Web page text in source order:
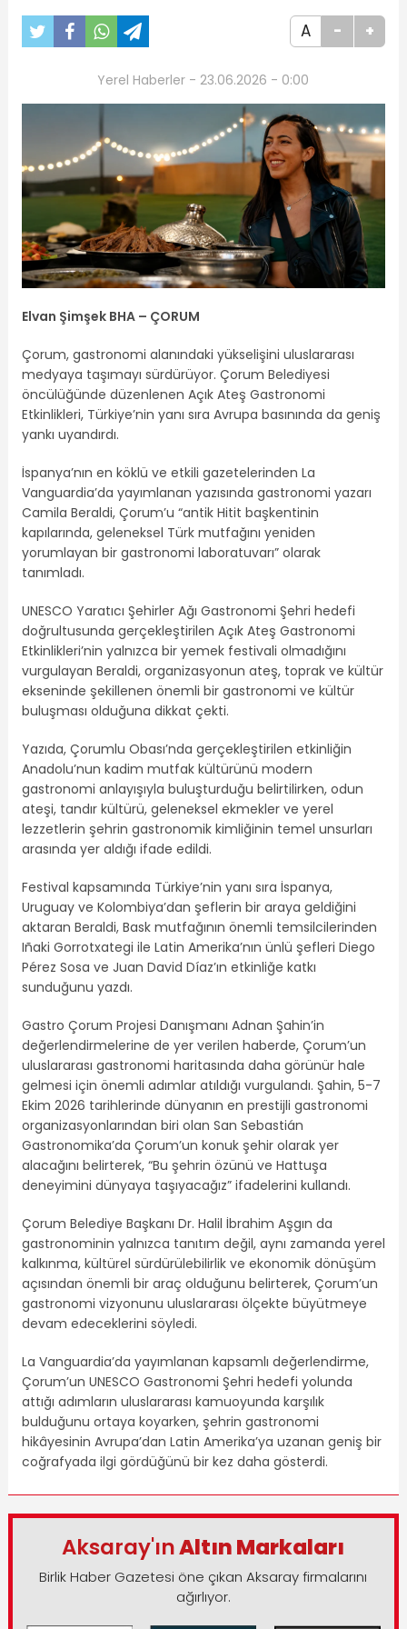
A - +
Yerel Haberler - 23.06.2026 - 0:00
Elvan Şimşek BHA – ÇORUM
Çorum, gastronomi alanındaki yükselişini uluslararası
medyaya taşımayı sürdürüyor. Çorum Belediyesi
öncülüğünde düzenlenen Açık Ateş Gastronomi
Etkinlikleri, Türkiye’nin yanı sıra Avrupa basınında da geniş
yankı uyandırdı.
İspanya’nın en köklü ve etkili gazetelerinden La
Vanguardia’da yayımlanan yazısında gastronomi yazarı
Camila Beraldi, Çorum’u “antik Hitit başkentinin
kapılarında, geleneksel Türk mutfağını yeniden
yorumlayan bir gastronomi laboratuvarı” olarak
tanımladı.
UNESCO Yaratıcı Şehirler Ağı Gastronomi Şehri hedefi
doğrultusunda gerçekleştirilen Açık Ateş Gastronomi
Etkinlikleri’nin yalnızca bir yemek festivali olmadığını
vurgulayan Beraldi, organizasyonun ateş, toprak ve kültür
ekseninde şekillenen önemli bir gastronomi ve kültür
buluşması olduğuna dikkat çekti.
Yazıda, Çorumlu Obası’nda gerçekleştirilen etkinliğin
Anadolu’nun kadim mutfak kültürünü modern
gastronomi anlayışıyla buluşturduğu belirtilirken, odun
ateşi, tandır kültürü, geleneksel ekmekler ve yerel
lezzetlerin şehrin gastronomik kimliğinin temel unsurları
arasında yer aldığı ifade edildi.
Festival kapsamında Türkiye’nin yanı sıra İspanya,
Uruguay ve Kolombiya’dan şeflerin bir araya geldiğini
aktaran Beraldi, Bask mutfağının önemli temsilcilerinden
Iñaki Gorrotxategi ile Latin Amerika’nın ünlü şefleri Diego
Pérez Sosa ve Juan David Díaz’ın etkinliğe katkı
sunduğunu yazdı.
Gastro Çorum Projesi Danışmanı Adnan Şahin’in
değerlendirmelerine de yer verilen haberde, Çorum’un
uluslararası gastronomi haritasında daha görünür hale
gelmesi için önemli adımlar atıldığı vurgulandı. Şahin, 5-7
Ekim 2026 tarihlerinde dünyanın en prestijli gastronomi
organizasyonlarından biri olan San Sebastián
Gastronomika’da Çorum’un konuk şehir olarak yer
alacağını belirterek, “Bu şehrin özünü ve Hattuşa
deneyimini dünyaya taşıyacağız” ifadelerini kullandı.
Çorum Belediye Başkanı Dr. Halil İbrahim Aşgın da
gastronominin yalnızca tanıtım değil, aynı zamanda yerel
kalkınma, kültürel sürdürülebilirlik ve ekonomik dönüşüm
açısından önemli bir araç olduğunu belirterek, Çorum’un
gastronomi vizyonunu uluslararası ölçekte büyütmeye
devam edeceklerini söyledi.
La Vanguardia’da yayımlanan kapsamlı değerlendirme,
Çorum’un UNESCO Gastronomi Şehri hedefi yolunda
attığı adımların uluslararası kamuoyunda karşılık
bulduğunu ortaya koyarken, şehrin gastronomi
hikâyesinin Avrupa’dan Latin Amerika’ya uzanan geniş bir
coğrafyada ilgi gördüğünü bir kez daha gösterdi.
Aksaray'ınAltın Markaları
Birlik Haber Gazetesi öne çıkan Aksaray firmalarını
ağırlıyor.